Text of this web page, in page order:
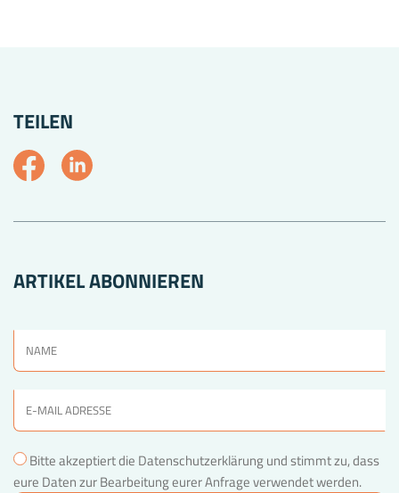
TEILEN
ARTIKEL ABONNIEREN
Bitte akzeptiert die Datenschutzerklärung und stimmt zu, dass
eure Daten zur Bearbeitung eurer Anfrage verwendet werden.